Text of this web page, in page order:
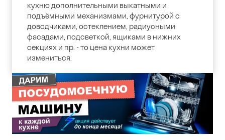
кухню дополнительными выкатными и
подъёмными механизмами, фурнитурой с
доводчиками, остеклением, радиусными
фасадами, подсветкой, ящиками в нижних
секциях и пр. - то цена кухни может
измениться.